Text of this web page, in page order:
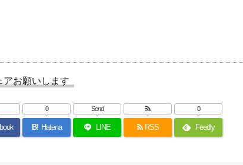
アお願いします
B! Hatena
0
LINE
Send
RSS Feedly
0